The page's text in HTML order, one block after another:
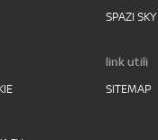
SPAZI SKY
link utili
SITEMAP